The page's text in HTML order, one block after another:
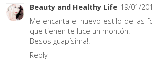
Beauty and Healthy Life 19/01/
Me encanta el nuevo estilo de las
que tienen te luce un montón.
Besos guapísima!!
Reply